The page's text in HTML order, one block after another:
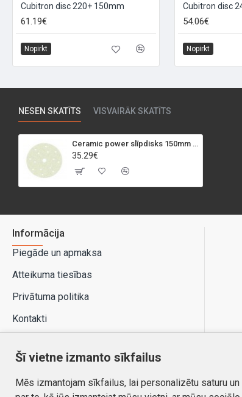
Cubitron disc 220+ 150mm
61.19€
Nopirkt
54.06€
Nopirkt
NESEN SKATĪTS VISVAIRĀK SKATĪTS
Ceramic power slīpdisks 150mm P80 (50 gab.)
35.29€
Informācija
Piegāde un apmaksa
Atteikuma tiesības
Privātuma politika
Kontakti
Šī vietne izmanto sīkfailus
Mēs izmantojam sīkfailus, lai personalizētu saturu